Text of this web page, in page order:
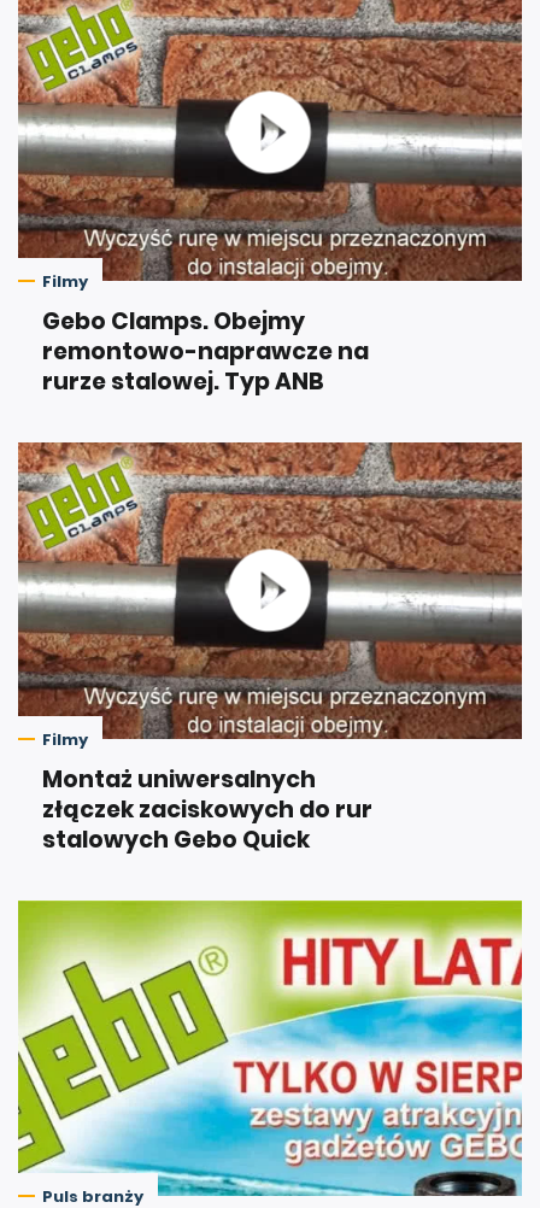
Filmy
Gebo Clamps. Obejmy
remontowo-naprawcze na
rurze stalowej. Typ ANB
Filmy
Montaż uniwersalnych
złączek zaciskowych do rur
stalowych Gebo Quick
Puls branży